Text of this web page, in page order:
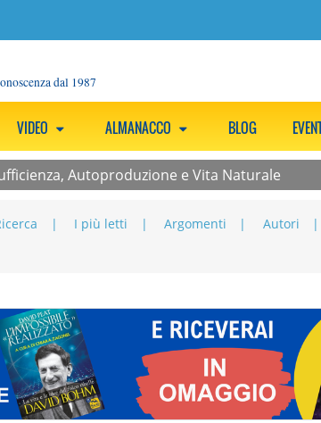
dal 1987
VIDEO ALMANACCO BLOG
Autoproduzione e Vita Naturale
I più letti Argomenti Autori